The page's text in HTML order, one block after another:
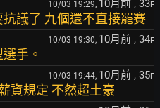
10/03 19:29, 10月前 , 33F
議了 九個還不直接罷賽
10/03 19:30, 10月前 , 34F
手。
10/03 19:44, 10月前 , 35F
資規定 不然超土豪